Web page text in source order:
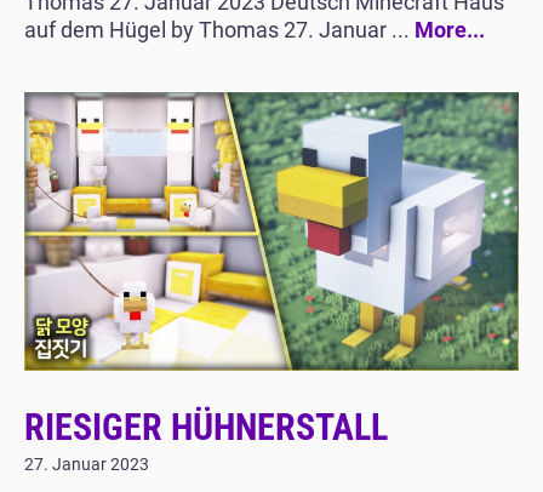
auf dem Hügel by Thomas 27. Januar ... More...
RIESIGER HÜHNERSTALL
27. Januar 2023